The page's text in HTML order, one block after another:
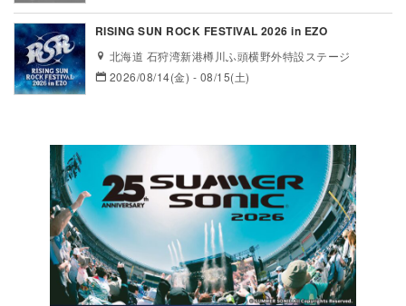
RISING SUN ROCK FESTIVAL 2026 in EZO
北海道 石狩湾新港樽川ふ頭横野外特設ステージ
2026/08/14(金) - 08/15(土)